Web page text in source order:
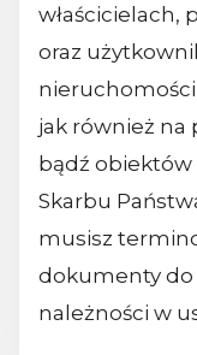
właścicielach,
oraz
jak również na
bądź obiektów
Skarbu
musisz
dokumenty do
należności w